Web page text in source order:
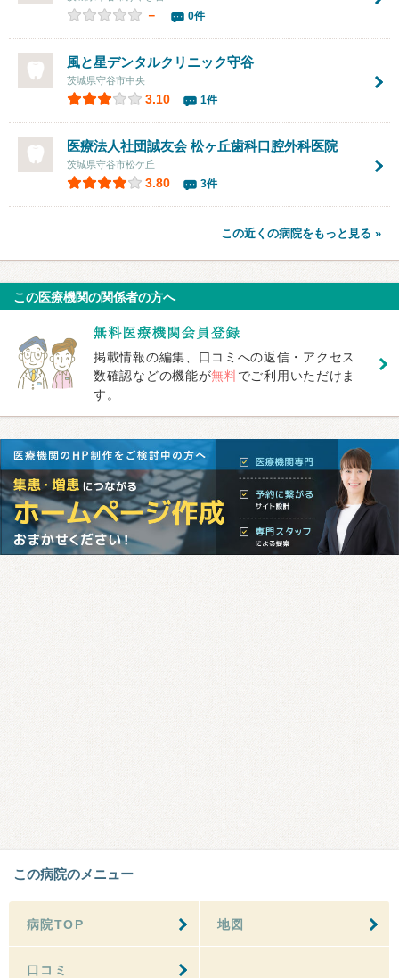
－ 0件
風と星デンタルクリニック守谷
茨城県守谷市中央
3.10 1件
医療法人社団誠友会松ヶ丘歯科口腔外科医院
茨城県守谷市松ケ丘
3.80 3件
この近くの病院をもっと見る »
この医療機関の関係者の方へ
掲載情報の編集、口コミへの返信・アクセス
数確認などの機能が無料でご利用いただけま
す。
この病院のメニュー
病院TOP 地図
口コミ